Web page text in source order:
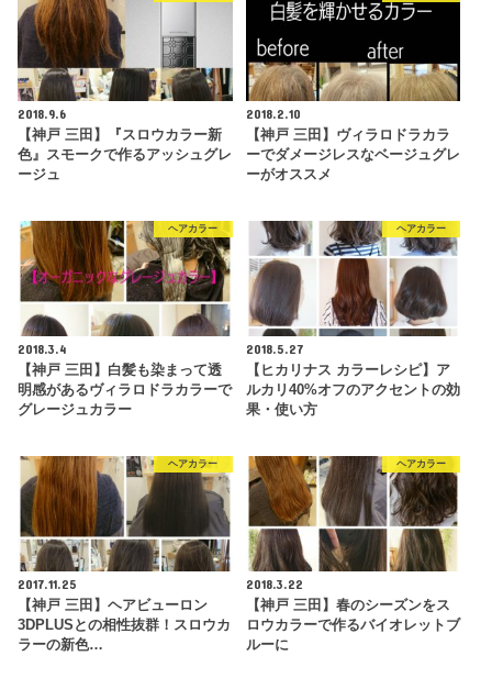
2018.9.6
【神戸 三田】『スロウカラー新
色』スモークで作るアッシュグレ
ージュ
2018.2.10
【神戸 三田】ヴィラロドラカラ
ーでダメージレスなベージュグレ
ーがオススメ
ヘアカラー
2018.3.4
【神戸 三田】白髪も染まって透
明感があるヴィラロドラカラーで
グレージュカラー
ヘアカラー
2018.5.27
【ヒカリナス カラーレシピ】ア
ルカリ40%オフのアクセントの効
果・使い方
ヘアカラー
2017.11.25
【神戸 三田】ヘアビューロン
3DPLUSとの相性抜群！スロウカ
ラーの新色…
ヘアカラー
2018.3.22
【神戸 三田】春のシーズンをス
ロウカラーで作るバイオレットブ
ルーに